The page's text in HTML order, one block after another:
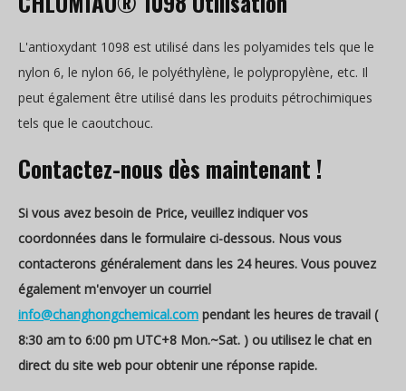
L'antioxydant 1098 est utilisé dans les polyamides tels que le
nylon 6, le nylon 66, le polyéthylène, le polypropylène, etc. Il
peut également être utilisé dans les produits pétrochimiques
tels que le caoutchouc.
Contactez-nous dès maintenant !
Si vous avez besoin de Price, veuillez indiquer vos
coordonnées dans le formulaire ci-dessous. Nous vous
contacterons généralement dans les 24 heures. Vous pouvez
également m'envoyer un courriel
info@changhongchemical.com pendant les heures de travail (
8:30 am to 6:00 pm UTC+8 Mon.~Sat. ) ou utilisez le chat en
direct du site web pour obtenir une réponse rapide.